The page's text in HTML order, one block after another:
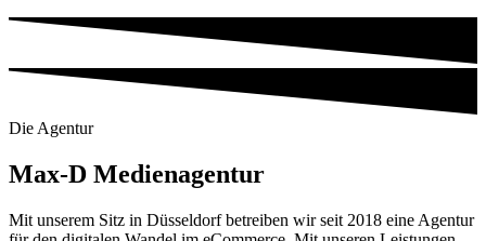
Die Agentur
Max-D Medienagentur
Mit unserem Sitz in Düsseldorf betreiben wir seit 2018 eine Agentur